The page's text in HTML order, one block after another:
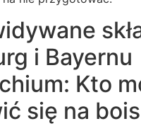
i Bayernu
Kto
się na